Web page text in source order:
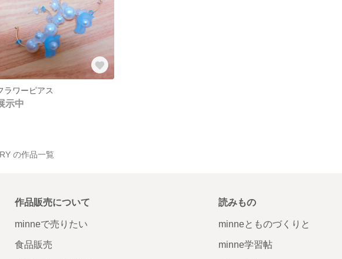
ラワーピアス
示中
の作品一覧
作品販売について
minneで売りたい
食品販売
読みもの
minneとものづくりと
minne学習帖